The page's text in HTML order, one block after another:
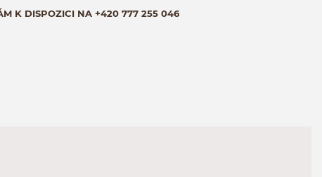
K DISPOZICI NA +420 777 255 046